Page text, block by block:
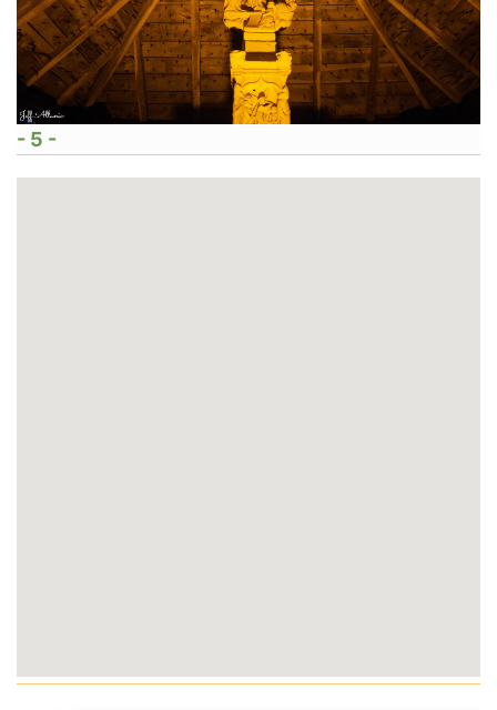
- 5 -